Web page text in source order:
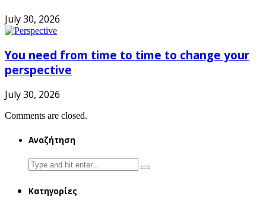
July 30, 2026
You need from time to time to change your
perspective
July 30, 2026
Comments are closed.
Αναζήτηση
Search
for:
Κατηγορίες